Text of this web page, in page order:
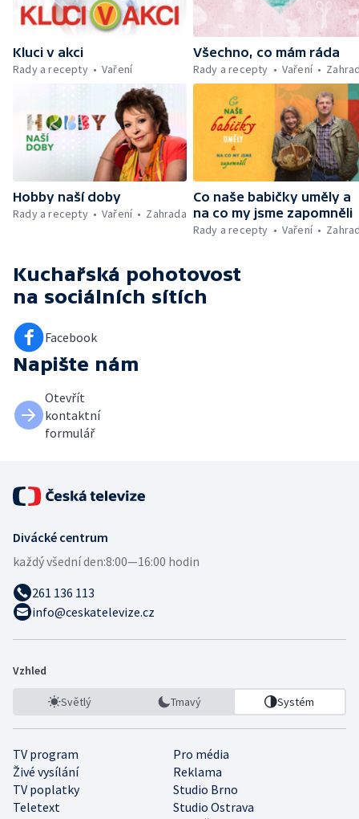
Kluci v akci
Rady a recepty
Vaření
Všechno, co mám ráda
Rady a recepty
Vaření
Hobby naší doby
Rady a recepty
Vaření Zahrada
Co naše babičky uměly a
na co my jsme zapomněli
Rady a recepty
Vaření
Kuchařská pohotovost
na sociálních sítích
Facebook
Napište nám
Otevřít
kontaktní
formulář
Divácké centrum
každý všední den:8:00—16:00 hodin
261 136 113
info@ceskatelevize.cz
Vzhled
Světlý Tmavý Systém
TV program
Pro média
Živé vysílání
Reklama
TV poplatky
Studio Brno
Teletext
Studio Ostrava